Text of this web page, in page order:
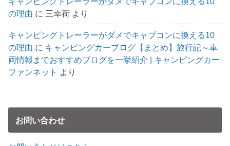
の理由 に 三幸荷 より
キャンピングトレーラーがダメでキャブコンに換える10
の理由 に キャンピングカーブログ【まとめ】旅行記～車
両情報までおすすめブログを一挙紹介 | キャンピングカー
ファンネット
より
お問い合わせ